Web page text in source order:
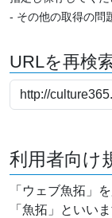
- その他の取得の問
URLを再検
利用者向け
「ウェブ魚拓」
「魚拓」といい